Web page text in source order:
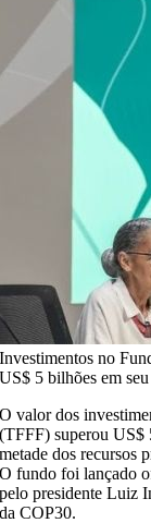
Investimentos no
US$ 5 bilhões em
O valor dos
(TFFF) superou US$
metade dos recursos
O fundo foi lançado
pelo presidente Luiz
da COP30.